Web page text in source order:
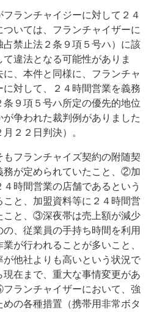
ランチャイジーに対して２４
いては、フランチャイザーに
禁止法２条９項５号ハ）に該
違法となる可能性がありま
、本件と同様に、フランチャ
対して、２４時間営業を義務
９項５号ハ所定の優先的地位
争われた裁判例がありました
２２日判決）。
フランチャイズ契約の附随契
務が定められていたこと、②加
時間営業の店舗であるという
と、加盟資料等に２４時間営
こと、③深夜帯は売上額が減少
、従業員の手持ち時間を利用
が行われることが多いこと、
他社よりも高いという状況で
在まで、重大な事情変更があ
ランチャイザーにおいて、強
の各種措置（携帯用非常ボタ